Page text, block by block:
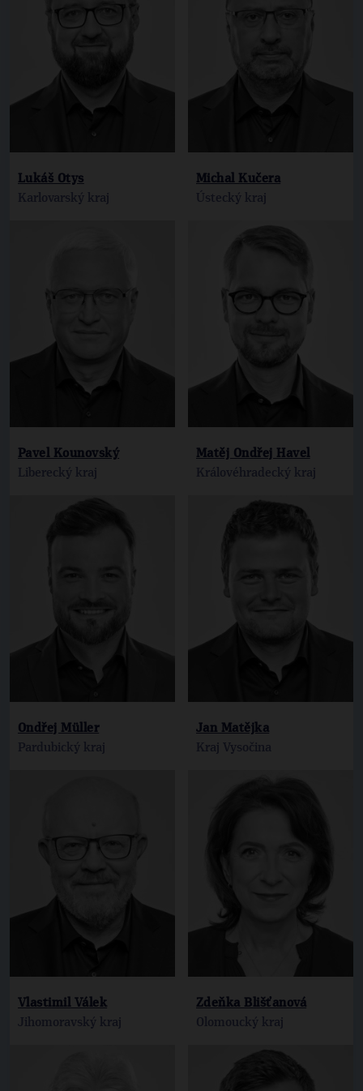
Lukáš Otys
Karlovarský kraj
Michal Kučera
Ústecký kraj
Pavel Kounovský
Liberecký kraj
Matěj Ondřej Havel
Královéhradecký kraj
Ondřej Müller
Pardubický kraj
Jan Matějka
Kraj Vysočina
Vlastimil Válek
Jihomoravský kraj
Zdeňka Blišťanová
Olomoucký kraj